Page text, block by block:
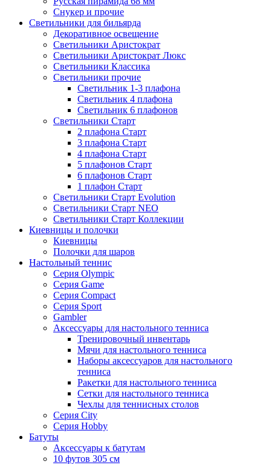
Снукер и прочие
Светильники для бильярда
Декоративное освещение
Светильники Аристократ
Светильники Аристократ Люкс
Светильники Классика
Светильники прочие
Светильник 1-3 плафона
Светильник 4 плафона
Светильник 6 плафонов
Светильники Старт
2 плафона Старт
3 плафона Старт
4 плафона Старт
5 плафонов Старт
6 плафонов Старт
1 плафон Старт
Светильники Старт Evolution
Светильники Старт NEO
Светильники Старт Коллекции
Киевницы и полочки
Киевницы
Полочки для шаров
Настольный теннис
Серия Olympic
Серия Game
Серия Compact
Серия Sport
Gambler
Аксессуары для настольного тенниса
Тренировочный инвентарь
Мячи для настольного тенниса
Наборы аксессуаров для настольного
тенниса
Ракетки для настольного тенниса
Сетки для настольного тенниса
Чехлы для теннисных столов
Серия City
Серия Hobby
Батуты
Аксессуары к батутам
10 футов 305 см